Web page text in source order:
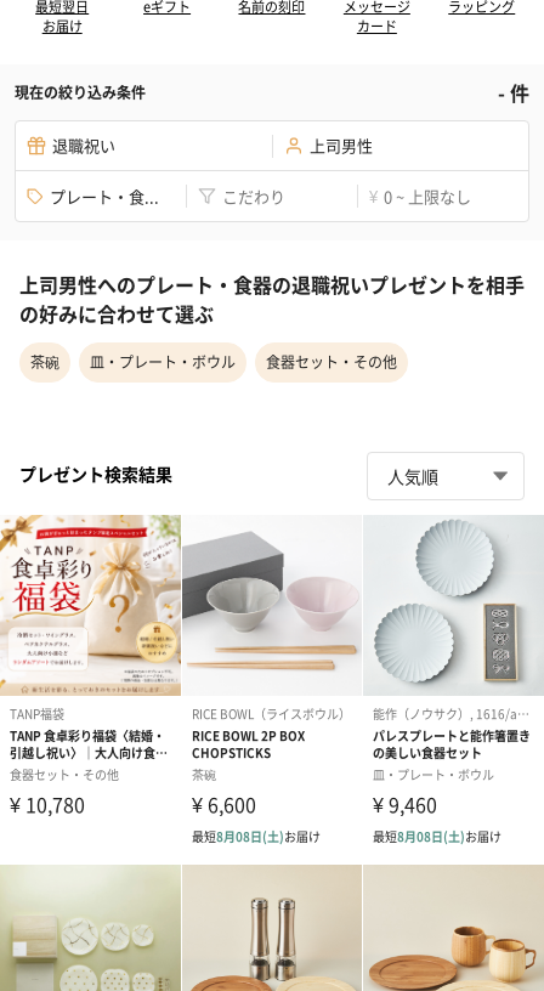
最短翌日
お届け
eギフト 名前の刻印
メッセージ
カード
ラッピング
現在の絞り込み条件 -件
退職祝い 上司男性
プレート・食... こだわり ¥ 0 ~ 上限なし
上司男性へのプレート・食器の退職祝いプレゼントを相手
の好みに合わせて選ぶ
茶碗 皿・プレート・ボウル 食器セット・その他
プレゼント検索結果